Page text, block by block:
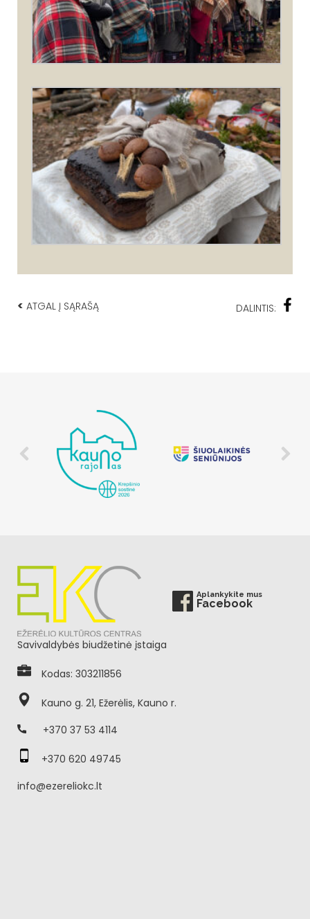
< ATGAL Į SĄRAŠĄ DALINTIS:
Aplankykite mus
Facebook
Savivaldybės biudžetinė įstaiga
Kodas: 303211856
Kauno g. 21, Ežerėlis, Kauno r.
+370 37 53 4114
+370 620 49745
info@ezereliokc.lt